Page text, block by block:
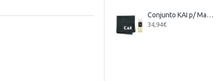
Conjunto KAI p/ Manutenção de Facas
34,94€